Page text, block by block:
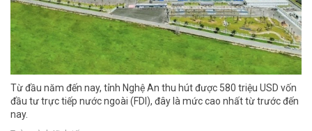
Từ đầu năm đến nay, tỉnh Nghệ An thu hút được 580 triệu USD vốn
đầu tư trực tiếp nước ngoài (FDI), đây là mức cao nhất từ trước đến
nay.